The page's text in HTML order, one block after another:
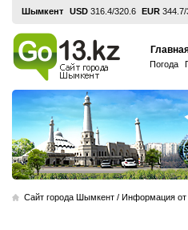
Шымкент USD 316.4/320.6 EUR
Погода
Cайт города Шымкент / Информация от